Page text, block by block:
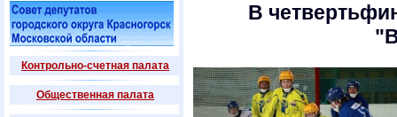
Контрольно-счетная палата
Общественная палата
В